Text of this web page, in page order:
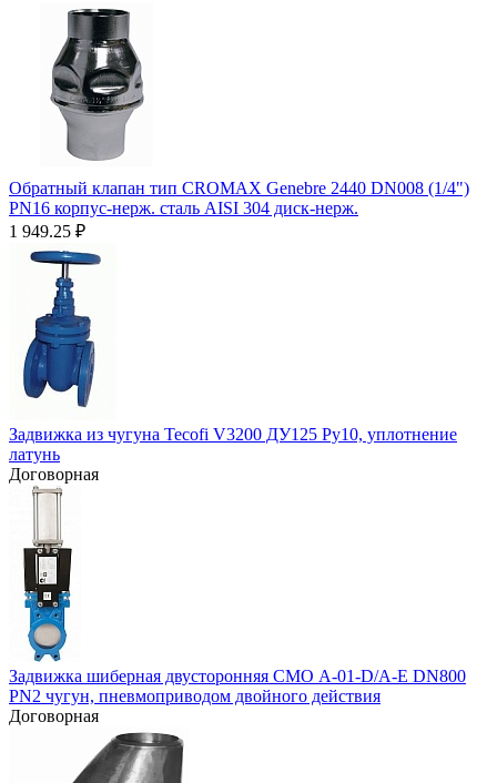
Обратный клапан тип CROMAX Genebre 2440 DN008 (1/4")
PN16 корпус-нерж. сталь AISI 304 диск-нерж.
1 949.25 ₽
Задвижка из чугуна Tecofi V3200 ДУ125 Ру10, уплотнение
латунь
Договорная
Задвижка шиберная двусторонняя СМО А-01-D/A-E DN800
PN2 чугун, пневмоприводом двойного действия
Договорная